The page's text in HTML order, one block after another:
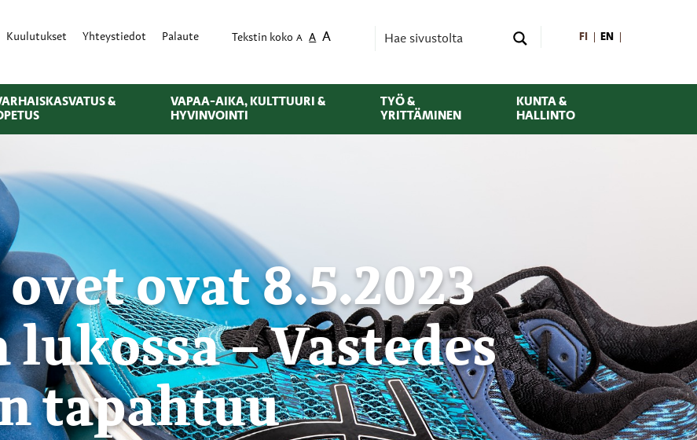
Kuulutukset Yhteystiedot Palaute Tekstin koko A A A FI EN
&
VAPAA-AIKA, KULTTUURI &
HYVINVOINTI
TYÖ &
YRITTÄMINEN
KUNTA &
HALLINTO
ovat 8.5.2023
– Vastedes
tapahtuu